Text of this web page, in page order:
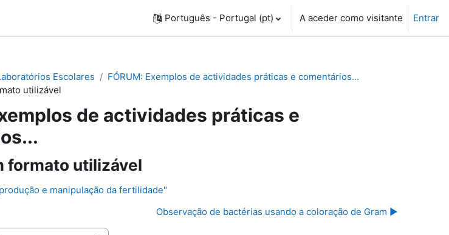
Português - Portugal ‎(pt)‎ A aceder como visitante Entrar
Escolares
FÓRUM: Exemplos de actividades práticas e comentários...
utilizável
de actividades práticas e
formato utilizável
e manipulação da fertilidade"
Observação de bactérias usando a coloração de Gram ▶︎